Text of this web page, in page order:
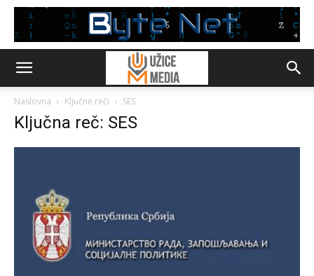
Naslovna Ključne reči SES
Ključna reč: SES